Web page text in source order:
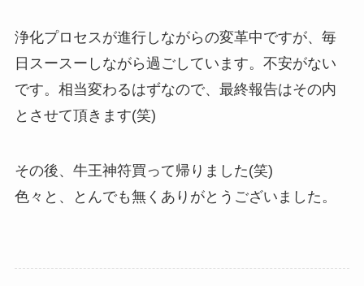
浄化プロセスが進行しながらの変革中ですが、毎
日スースーしながら過ごしています。不安がない
です。相当変わるはずなので、最終報告はその内
とさせて頂きます(笑)
その後、牛王神符買って帰りました(笑)
色々と、とんでも無くありがとうございました。